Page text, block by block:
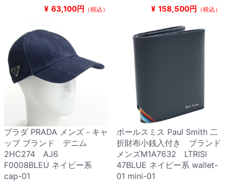
¥ 63,100円 （税込） ¥ 158,500円 （税込）
プラダ PRADA メンズ－キャ
ップ ブランド デニム
2HC274 AJ6
F0008BLEU ネイビー系
cap-01
ポールスミス Paul Smith 二
折財布小銭入付き ブランド
メンズM1A7632 LTRISI
47BLUE ネイビー系 wallet-
01 mini-01